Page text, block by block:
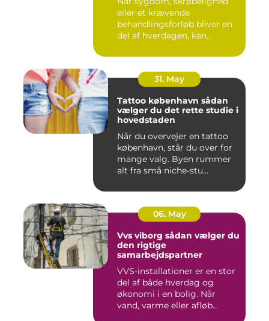
eller et krævende
behandlingsforløb bliver en
del af hverdagen, kan
31. May
Tattoo københavn sådan
vælger du det rette studie i
hovedstaden
Når du overvejer en tattoo
københavn, står du over for
mange valg. Byen rummer
alt fra små niche-stu...
06. May
Vvs viborg sådan vælger du
den rigtige
samarbejdspartner
VVS-installationer er en stor
del af både hverdag og
økonomi i en bolig. Når
vand, varme eller afløb...